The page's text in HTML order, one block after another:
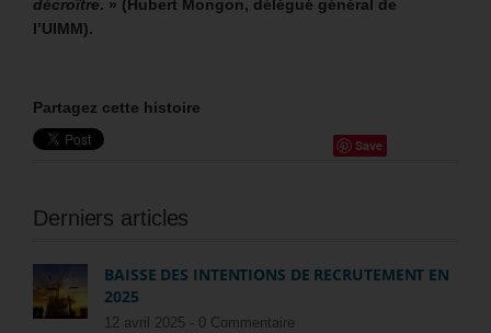
décroître. » (Hubert Mongon, délégué général de
l’UIMM).
Partagez cette histoire
Save
Derniers articles
BAISSE DES INTENTIONS DE RECRUTEMENT EN
2025
12 avril 2025 - 0 Commentaire